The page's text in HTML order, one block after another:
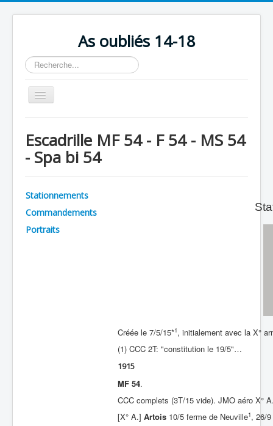
As oubliés 14-18
Rechercher
Basculer
la
Chronologie
Escadrilles
Avions
Personnels
Escadrille MF 54 - F 54 - MS 54
- Spa bi 54
Stationnements
Commandements
Portraits
Créée le 7/5/15*1, initialement avec la X°
(1) CCC 2T: "constitution le 19/5"…
1915
MF 54.
CCC complets (3T/15 vide). JMO aéro X°
[X° A.] Artois 10/5 ferme de Neuville1, 26/